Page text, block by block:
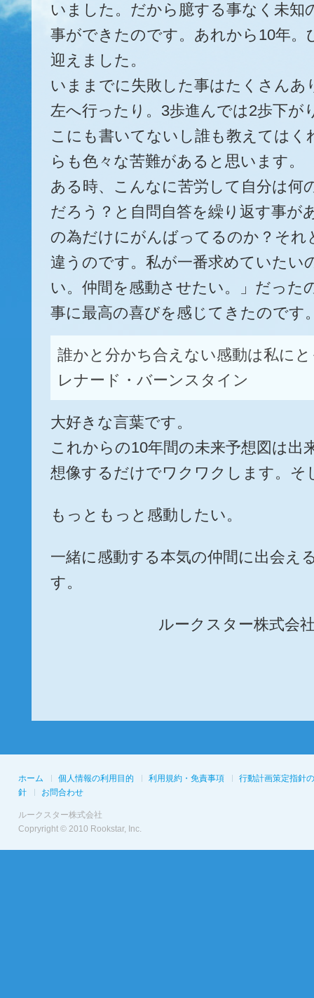
いました。だから臆する事なく未知
事ができたのです。あれから10年。
迎えました。
いままでに失敗した事はたくさんあ
左へ行ったり。3歩進んでは2歩下が
こにも書いてないし誰も教えては
らも色々な苦難があると思います。
ある時、こんなに苦労して自分は何
だろう？と自問自答を繰り返す事が
の為だけにがんばってるのか？それ
違うのです。私が一番求めていたい
い。仲間を感動させたい。」だった
事に最高の喜びを感じてきたのです
誰かと分かち合えない感動は私に
レナード・バーンスタイン
大好きな言葉です。
これからの10年間の未来予想図は出
想像するだけでワクワクします。そ
もっともっと感動したい。
一緒に感動する本気の仲間に出会え
す。
ルークスター株式
ホーム 個人情報の利用目的 利用規約・免責事項
行動計画策定指針
針
お問合わせ
ルークスター株式会社
Copryright © 2010 Rookstar, Inc.